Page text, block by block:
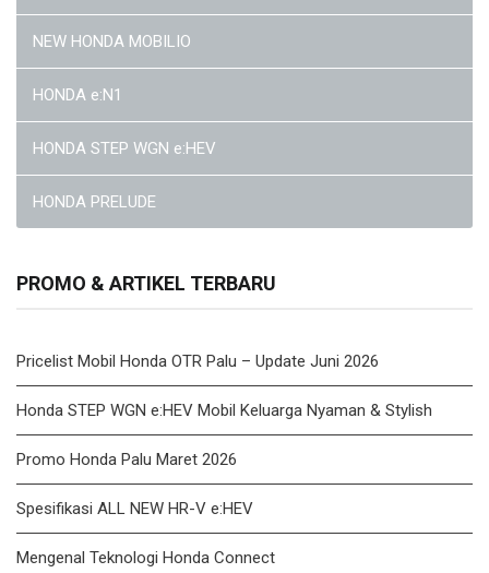
NEW HONDA MOBILIO
HONDA e:N1
HONDA STEP WGN e:HEV
HONDA PRELUDE
PROMO & ARTIKEL TERBARU
Pricelist Mobil Honda OTR Palu – Update Juni 2026
Honda STEP WGN e:HEV Mobil Keluarga Nyaman & Stylish
Promo Honda Palu Maret 2026
Spesifikasi ALL NEW HR-V e:HEV
Mengenal Teknologi Honda Connect